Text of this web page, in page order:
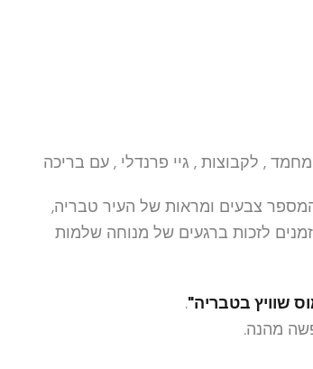
, לקבוצות , גיי פרנדלי , עם בריכה
צבעים ומראות של העיר טבריה,
לזכות ברגעים של מנוחה שלמות
שוויץ בטבריה".
מהנה.